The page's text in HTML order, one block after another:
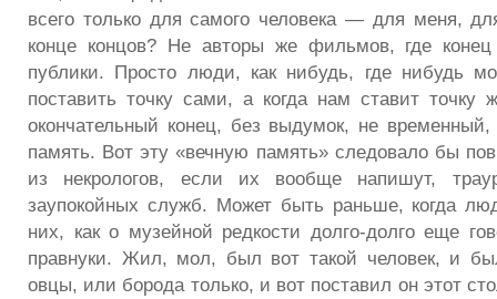
всего только для самого человека — для меня,
конце концов? Не авторы же фильмов, где конец
публики. Просто люди, как нибудь, где нибудь
поставить точку сами, а когда нам ставит
окончательный конец, без выдумок, не
память. Вот эту «вечную память» следовало бы
из некрологов, если их вообще напишут,
заупокойных служб. Может быть раньше, когда
них, как о музейной редкости долго-долго еще
правнуки. Жил, мол, был вот такой человек, и
овцы, или борода только, и вот поставил он этот